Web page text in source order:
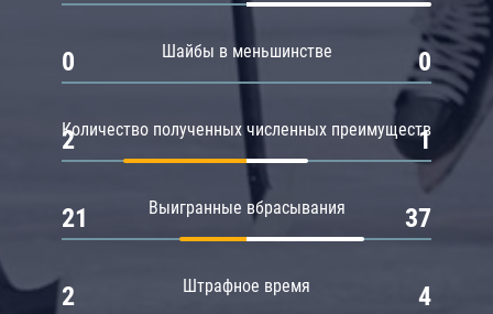
Шайбы в меньшинстве
0 0
Количество полученных численных преимуществ
2 1
Выигранные вбрасывания
21 37
Штрафное время
2 4